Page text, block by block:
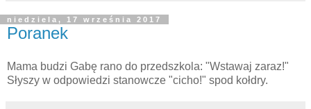
niedziela, 17 września 2017
Poranek
Mama budzi Gabę rano do przedszkola: "Wstawaj zaraz!"
Słyszy w odpowiedzi stanowcze "cicho!" spod kołdry.